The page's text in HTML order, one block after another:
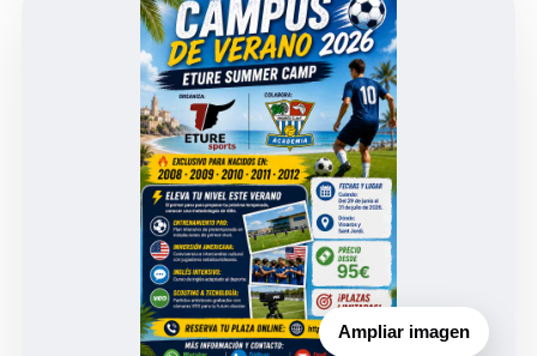
Ampliar imagen